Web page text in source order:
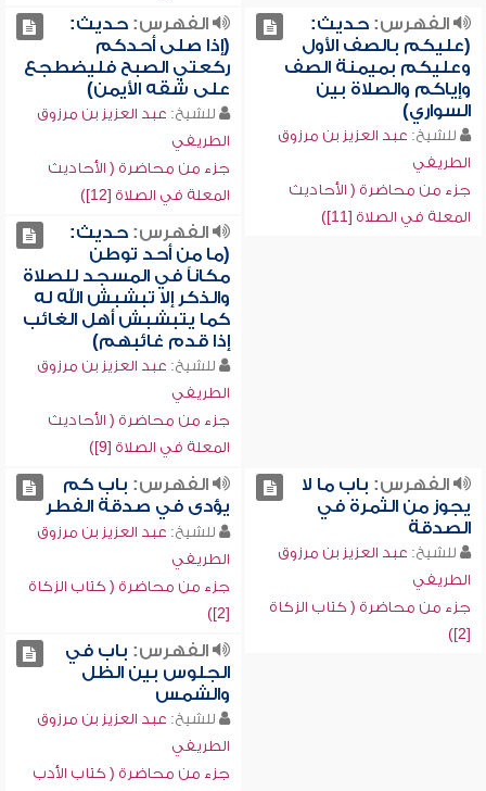
الفهرس:حديث:
(عليكم بالصف الأول
وعليكم بميمنة الصف
وإياكم والصلاة بين
السواري)
للشيخ: عبد العزيز بن مرزوق
الطريفي
جزء من محاضرة ( الأحاديث
المعلة في الصلاة [11])
الفهرس:حديث:
(إذا صلى أحدكم
ركعتي الصبح فليضطجع
على شقه الأيمن)
للشيخ: عبد العزيز بن مرزوق
الطريفي
جزء من محاضرة ( الأحاديث
المعلة في الصلاة [12])
الفهرس:حديث:
(ما من أحد توطن
مكاناً في المسجد للصلاة
والذكر إلا تبشبش الله له
كما يتبشبش أهل الغائب
إذا قدم غائبهم)
للشيخ: عبد العزيز بن مرزوق
الطريفي
جزء من محاضرة ( الأحاديث
المعلة في الصلاة [9])
الفهرس: باب ما لا
يجوز من الثمرة في
الصدقة
للشيخ: عبد العزيز بن مرزوق
الطريفي
جزء من محاضرة ( كتاب الزكاة
[2])
الفهرس: باب كم
يؤدى في صدقة الفطر
للشيخ: عبد العزيز بن مرزوق
الطريفي
جزء من محاضرة ( كتاب الزكاة
[2])
الفهرس: باب في
الجلوس بين الظل
والشمس
للشيخ: عبد العزيز بن مرزوق
الطريفي
جزء من محاضرة ( كتاب الأدب